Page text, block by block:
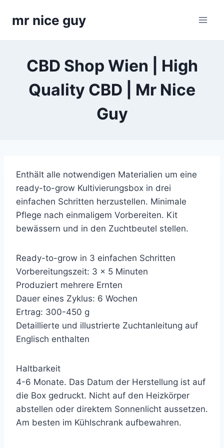
mr nice guy
CBD Shop Wien | High
Quality CBD | Mr Nice
Guy
Enthält alle notwendigen Materialien um eine
ready-to-grow Kultivierungsbox in drei
einfachen Schritten herzustellen. Minimale
Pflege nach einmaligem Vorbereiten. Kit
bewässern und in den Zuchtbeutel stellen.
Ready-to-grow in 3 einfachen Schritten
Vorbereitungszeit: 3 x 5 Minuten
Produziert mehrere Ernten
Dauer eines Zyklus: 6 Wochen
Ertrag: 300-450 g
Detaillierte und illustrierte Zuchtanleitung auf
Englisch enthalten
Haltbarkeit
4-6 Monate. Das Datum der Herstellung ist auf
die Box gedruckt. Nicht auf den Heizkörper
abstellen oder direktem Sonnenlicht aussetzen.
Am besten im Kühlschrank aufbewahren.